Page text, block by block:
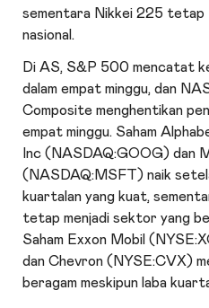
sementara Nikkei 225 tetap
nasional.
Di AS, S&P 500 mencatat
dalam empat minggu, dan
Composite menghentikan
empat minggu. Saham
Inc (NASDAQ:GOOG) dan
(NASDAQ:MSFT) naik
kuartalan yang kuat,
tetap menjadi sektor yang
Saham Exxon Mobil (NYSE:
dan Chevron (NYSE:CVX)
beragam meskipun laba